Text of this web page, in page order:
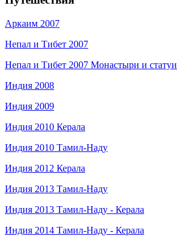
Аркаим 2007
Непал и Тибет 2007
Непал и Тибет 2007 Монастыри и статуи
Индия 2008
Индия 2009
Индия 2010 Керала
Индия 2010 Тамил-Наду
Индия 2012 Керала
Индия 2013 Тамил-Наду
Индия 2013 Тамил-Наду - Керала
Индия 2014 Тамил-Наду - Керала